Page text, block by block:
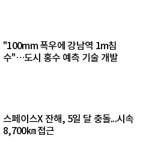
"100mm 폭우에 강남역 1m침
수"…도시 홍수 예측 기술 개발
스페이스X 잔해, 5일 달 충돌...시속
8,700㎞ 접근